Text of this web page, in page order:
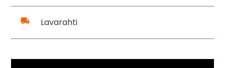
Lavarahti